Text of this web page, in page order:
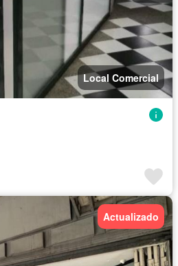
Local Comercial
Actualizado